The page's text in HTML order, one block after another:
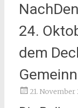
24.
dem
21. November